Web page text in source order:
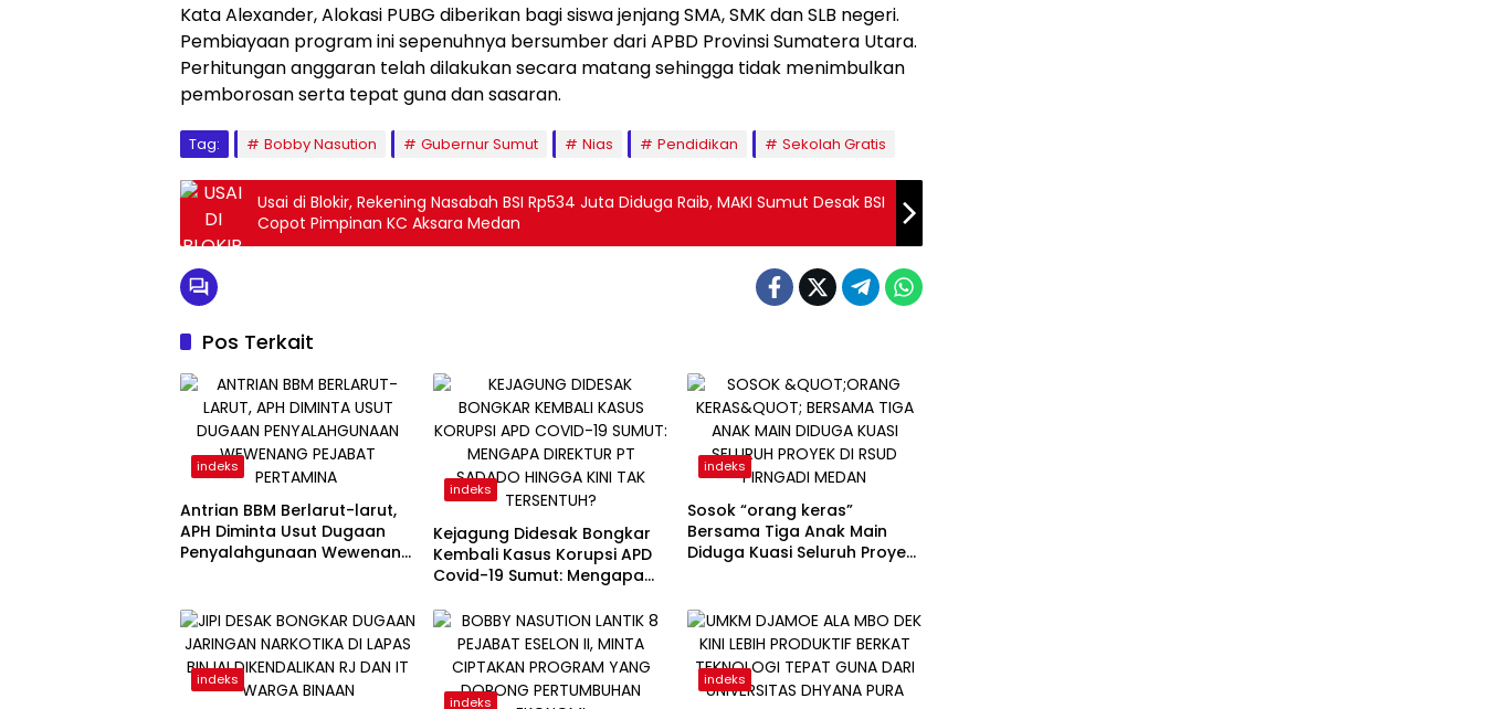
Kata Alexander, Alokasi PUBG diberikan bagi siswa jenjang SMA, SMK dan SLB negeri.
Pembiayaan program ini sepenuhnya bersumber dari APBD Provinsi Sumatera Utara.
Perhitungan anggaran telah dilakukan secara matang sehingga tidak menimbulkan
pemborosan serta tepat guna dan sasaran.
Tag: Bobby Nasution Gubernur Sumut Nias Pendidikan Sekolah Gratis
Usai di Blokir, Rekening Nasabah BSI Rp534 Juta Diduga Raib, MAKI Sumut Desak BSI
Copot Pimpinan KC Aksara Medan
Pos Terkait
indeks
Antrian BBM Berlarut-larut,
APH Diminta Usut Dugaan
Penyalahgunaan Wewenang
indeks
Kejagung Didesak Bongkar
Kembali Kasus Korupsi APD
Covid-19 Sumut: Mengapa
Kini Tak Tersentuh?
indeks
Sosok “orang keras”
Bersama Tiga Anak Main
Diduga Kuasi Seluruh Proyek
indeks
indeks
indeks